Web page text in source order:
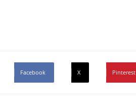
Facebook X Pinterest